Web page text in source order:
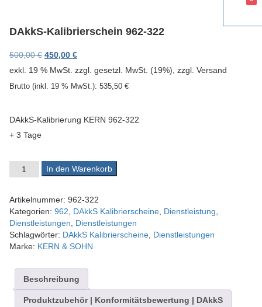
g
DAkkS-Kalibrierschein 962-322
500,00€ Ursprünglicher Preis war: 500,00 €
450,00 €Aktueller Preis ist: 450,00 €.
exkl. 19 % MwSt. zzgl. gesetzl. MwSt. (19%), zzgl. Versand
Brutto (inkl. 19 % MwSt.): 535,50 €
DAkkS-Kalibrierung KERN 962-322
+ 3 Tage
DAkkS-Kalibrierschein 962-322 Menge
In den Warenkorb
Artikelnummer: 962-322
Kategorien: 962 DAkkS Kalibrierscheine Dienstleistung
Dienstleistungen
Dienstleistungen
Schlagwörter: DAkkS Kalibrierscheine Dienstleistungen
Marke: KERN & SOHN
Beschreibung
Produktzubehör | Konformitätsbewertung | DAkkS